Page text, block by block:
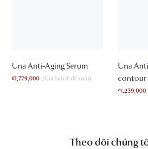
Una Anti-Aging Serum
₫1,779,000
Una
contour
₫1,239,000
Theo dõi chúng